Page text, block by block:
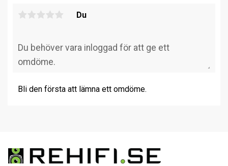
Du
Bli den första att lämna ett omdöme.